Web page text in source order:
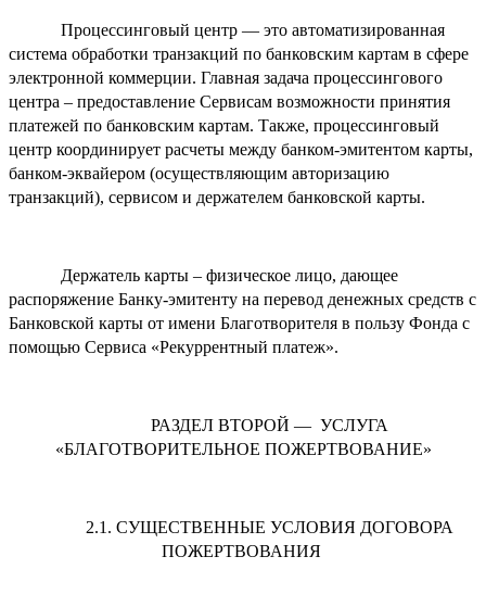
Процессинговый центр — это автоматизированная
система обработки транзакций по банковским картам в сфере
электронной коммерции. Главная задача процессингового
центра – предоставление Сервисам возможности принятия
платежей по банковским картам. Также, процессинговый
центр координирует расчеты между банком-эмитентом карты,
банком-эквайером (осуществляющим авторизацию
транзакций), сервисом и держателем банковской карты.
Держатель карты – физическое лицо, дающее
распоряжение Банку-эмитенту на перевод денежных средств с
Банковской карты от имени Благотворителя в пользу Фонда с
помощью Сервиса «Рекуррентный платеж».
РАЗДЕЛ ВТОРОЙ — УСЛУГА
«БЛАГОТВОРИТЕЛЬНОЕ ПОЖЕРТВОВАНИЕ»
2.1. СУЩЕСТВЕННЫЕ УСЛОВИЯ ДОГОВОРА
ПОЖЕРТВОВАНИЯ